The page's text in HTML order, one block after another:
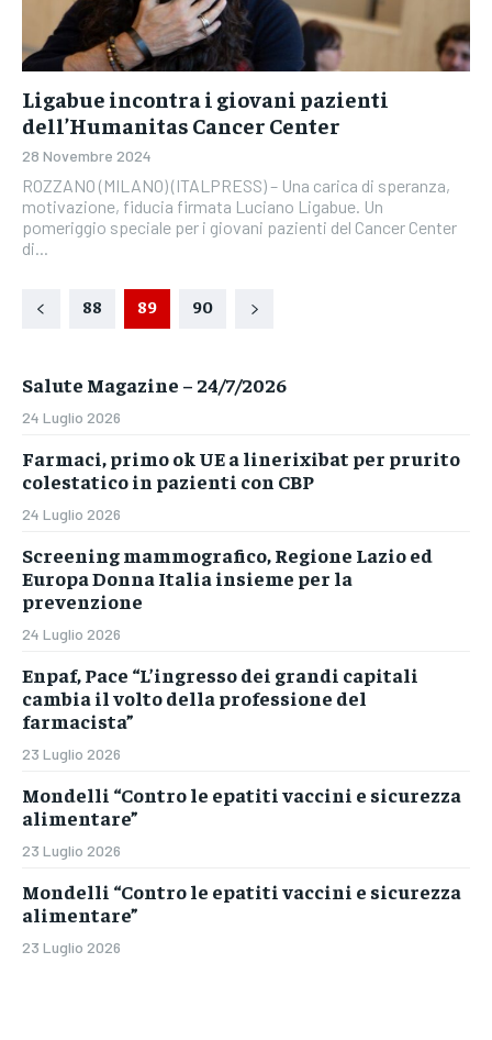
Ligabue incontra i giovani pazienti
dell’Humanitas Cancer Center
28 Novembre 2024
ROZZANO (MILANO) (ITALPRESS) – Una carica di speranza,
motivazione, fiducia firmata Luciano Ligabue. Un
pomeriggio speciale per i giovani pazienti del Cancer Center
di...
88 89 90
Salute Magazine – 24/7/2026
24 Luglio 2026
Farmaci, primo ok UE a linerixibat per prurito
colestatico in pazienti con CBP
24 Luglio 2026
Screening mammografico, Regione Lazio ed
Europa Donna Italia insieme per la
prevenzione
24 Luglio 2026
Enpaf, Pace “L’ingresso dei grandi capitali
cambia il volto della professione del
farmacista”
23 Luglio 2026
Mondelli “Contro le epatiti vaccini e sicurezza
alimentare”
23 Luglio 2026
Mondelli “Contro le epatiti vaccini e sicurezza
alimentare”
23 Luglio 2026